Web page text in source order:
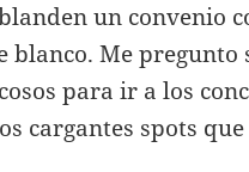
un convenio
blanco. Me
para ir a los
cargantes spots